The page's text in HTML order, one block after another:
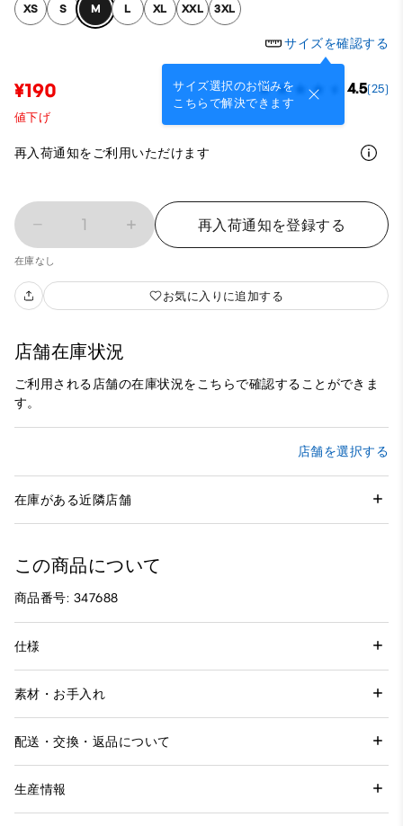
XS S M L XL XXL 3XL
サイズを確認する
サイズ選択のお悩みを
こちらで解決できます
¥190 4.5(25)
値下げ
再入荷通知をご利用いただけます
1 再入荷通知を登録する
在庫なし
お気に入りに追加する
店舗在庫状況
ご利用される店舗の在庫状況をこちらで確認することができま
す。
店舗を選択する
在庫がある近隣店舗
この商品について
商品番号: 347688
仕様
素材・お手入れ
配送・交換・返品について
生産情報